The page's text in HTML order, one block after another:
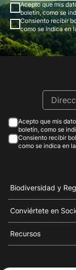
Acepto que mis
boletín, como se
Consiento recibir
como se indica en
Acepto que mis
boletín, como se
Consiento recibir
como se indica en la
Biodiversidad y
Conviértete en
Recursos